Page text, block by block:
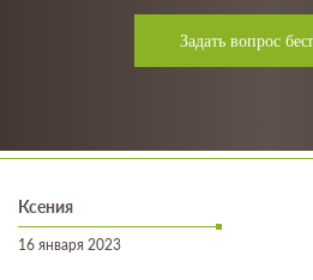
Задать вопрос
Ксения
16 января 2023